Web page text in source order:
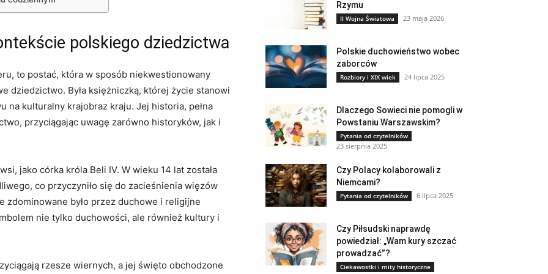
polskiego⁣ dziedzictwa
to postać, która w‌ sposób niekwestionowany
dziedzictwo.⁣ Była księżniczką, której ⁣życie stanowi
na kulturalny krajobraz⁤ kraju. Jej historia,​ pełna
przyciągając uwagę⁢ zarówno historyków, jak ⁢i
jako córka króla ‍Beli IV. W wieku 14 lat została
co przyczyniło się do zacieśnienia więzów
zdominowane było ‌przez duchowe‍ i ‌religijne
nie ⁤tylko duchowości, ale również kultury i
⁤rzesze wiernych, a ⁣jej święto ⁤obchodzone
Rzymu
II Wojna Światowa 23 maja 2026
Polskie duchowieństwo wobec
zaborców
Rozbiory i XIX wiek 24 lipca 2025
Dlaczego Sowieci nie pomogli w
Powstaniu Warszawskim?
Pytania od czytelników
23 sierpnia 2025
Czy Polacy kolaborowali z
Niemcami?
Pytania od czytelników 6 lipca 2025
Czy Piłsudski naprawdę
powiedział: „Wam kury szczać
prowadzać”?
Ciekawostki i mity historyczne